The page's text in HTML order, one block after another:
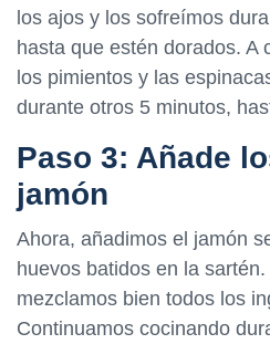
los ajos y los sofreímos
hasta que estén dorados. A
los pimientos y las
durante otros 5 minutos,
Paso 3: Añade
jamón
Ahora, añadimos el jamón
huevos batidos en la
mezclamos bien todos los
Continuamos cocinando